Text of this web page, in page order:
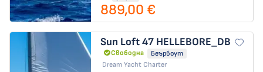
889,00 €
Sun Loft 47 HELLEBORE_DB
Свободна
Беърбоут
Dream Yacht Charter